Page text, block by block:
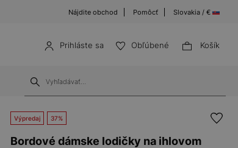
Nájdite obchod Pomôcť Slovakia / €
Prihláste sa Obľúbené Košík
65
Výpredaj 37%
Bordové dámske lodičky na ihlovom